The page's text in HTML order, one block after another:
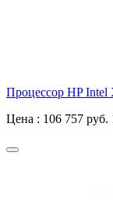
Процессор HP Intel
Цена : 106 757 руб.